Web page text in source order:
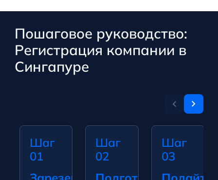
Пошаговое руководство:
Регистрация компании в
Сингапуре
Шаг
01
Шаг
02
Шаг
03